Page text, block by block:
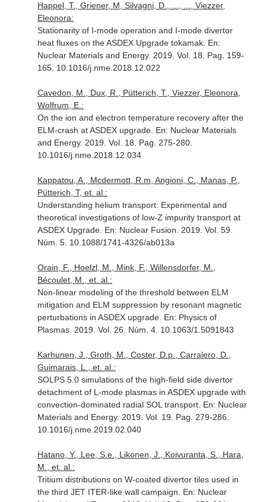
Happel, T., Griener, M, Silvagni, D., ..., ..., Viezzer,
Eleonora:
Stationarity of I-mode operation and I-mode divertor
heat fluxes on the ASDEX Upgrade tokamak. En:
Nuclear Materials and Energy. 2019. Vol. 18. Pag. 159-
165. 10.1016/j.nme.2018.12.022
Cavedon, M., Dux, R., Pütterich, T., Viezzer, Eleonora,
Wolfrum, E.:
On the ion and electron temperature recovery after the
ELM-crash at ASDEX upgrade. En: Nuclear Materials
and Energy. 2019. Vol. 18. Pag. 275-280.
10.1016/j.nme.2018.12.034
Kappatou, A., Mcdermott, R.m, Angioni, C., Manas, P.,
Pütterich, T, et. al.:
Understanding helium transport: Experimental and
theoretical investigations of low-Z impurity transport at
ASDEX Upgrade. En: Nuclear Fusion . 2019. Vol. 59.
Núm. 5. 10.1088/1741-4326/ab013a
Orain, F., Hoelzl, M., Mink, F., Willensdorfer, M.,
Bécoulet, M., et. al.:
Non-linear modeling of the threshold between ELM
mitigation and ELM suppression by resonant magnetic
perturbations in ASDEX upgrade. En: Physics of
Plasmas. 2019. Vol. 26. Núm. 4. 10.1063/1.5091843
Karhunen, J., Groth, M., Coster, D.p., Carralero, D.,
Guimarais, L., et. al.:
SOLPS 5.0 simulations of the high-field side divertor
detachment of L-mode plasmas in ASDEX upgrade with
convection-dominated radial SOL transport. En: Nuclear
Materials and Energy. 2019. Vol. 19. Pag. 279-286.
10.1016/j.nme.2019.02.040
Hatano, Y., Lee, S.e., Likonen, J., Koivuranta, S., Hara,
M., et. al.:
Tritium distributions on W-coated divertor tiles used in
the third JET ITER-like wall campaign. En: Nuclear